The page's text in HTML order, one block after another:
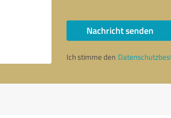
Nachricht senden
Ich stimme den